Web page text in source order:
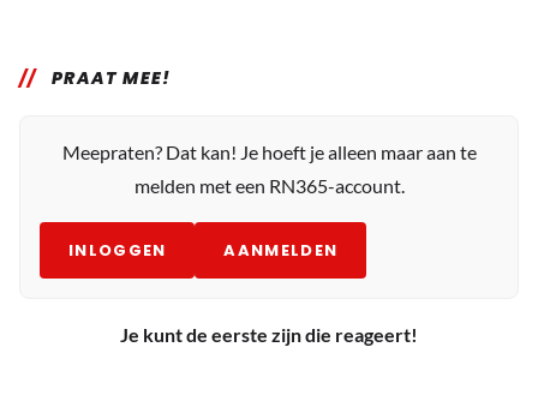
PRAAT MEE!
Meepraten? Dat kan! Je hoeft je alleen maar aan te
melden met een RN365-account.
INLOGGEN AANMELDEN
Je kunt de eerste zijn die reageert!